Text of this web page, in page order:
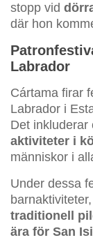
stopp vid
där hon
Labrador
Cártama firar
Labrador i
Det inkluderar
aktiviteter i
människor i
Under dessa
traditionell
ära för San